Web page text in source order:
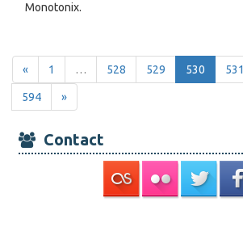
Monotonix.
« 1 … 528 529 530 531
594 »
Contact